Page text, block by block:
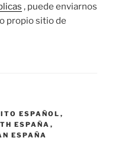
, puede enviarnos
propio sitio de
ESPAÑOL ,
ESPAÑA ,
ESPAÑA